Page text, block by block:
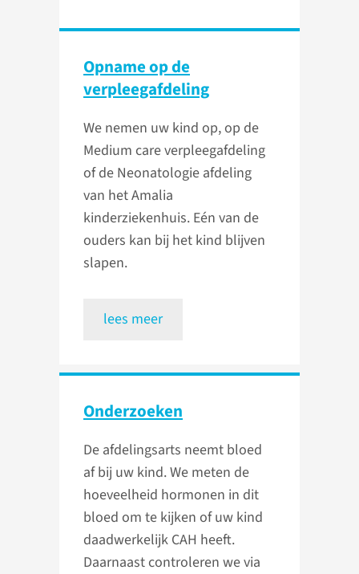
Opname op de
verpleegafdeling
We nemen uw kind op, op de
Medium care verpleegafdeling
of de Neonatologie afdeling
van het Amalia
kinderziekenhuis. Eén van de
ouders kan bij het kind blijven
slapen.
lees meer
Onderzoeken
De afdelingsarts neemt bloed
af bij uw kind. We meten de
hoeveelheid hormonen in dit
bloed om te kijken of uw kind
daadwerkelijk CAH heeft.
Daarnaast controleren we via